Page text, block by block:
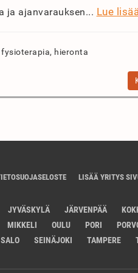
ja ajanvarauksen... Lue
fysioterapia, hieronta
LISÄÄ YRITYS
JYVÄSKYLÄ JÄRVENPÄÄ
MIKKELI OULU PORI
SALO
SEINÄJOKI TAMPERE